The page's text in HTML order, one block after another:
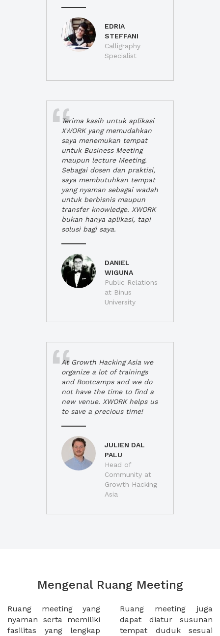
EDRIA
STEFFANI
Calligraphy
Specialist
Terima kasih untuk aplikasi
XWORK yang memudahkan
saya menemukan tempat
untuk Business Meeting
maupun lecture Meeting.
Sebagai dosen dan praktisi,
saya membutuhkan tempat
yang nyaman sebagai wadah
untuk berbisnis maupun
transfer knowledge. XWORK
bukan hanya aplikasi, tapi
solusi bagi saya.
DANIEL
WIGUNA
Public Relations
at Binus
University
At Growth Hacking Asia we
organize a lot of trainings
and Bootcamps and we do
not have the time to find a
new venue. XWORK helps us
to save a precious time!
JULIEN DAL
PALU
Head of
Community at
Growth Hacking
Asia
Mengenal Ruang Meeting
Ruang meeting yang
nyaman serta memiliki
fasilitas yang lengkap
Ruang meeting juga
dapat diatur susunan
tempat duduk sesuai